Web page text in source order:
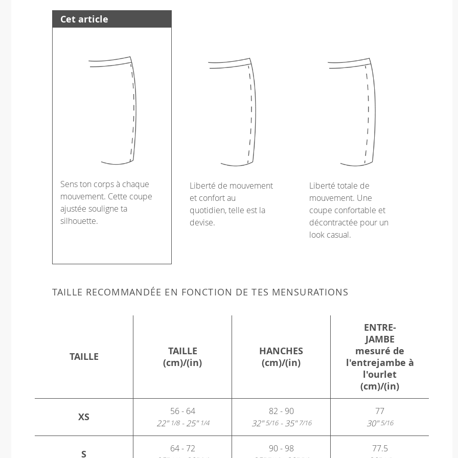
Cet article
Sens ton corps à chaque
mouvement. Cette coupe
ajustée souligne ta
silhouette.
Liberté de mouvement
et confort au
quotidien, telle est la
devise.
Liberté totale de
mouvement. Une
coupe confortable et
décontractée pour un
look casual.
TAILLE RECOMMANDÉE EN FONCTION DE TES MENSURATIONS
TAILLE
TAILLE
(cm)/(in)
HANCHES
(cm)/(in)
ENTRE-
JAMBE
mesuré de
l'entrejambe à
l'ourlet
(cm)/(in)
XS
56 - 64
22"1/8- 25"1/4
82 - 90
32"5/16- 35"7/16
77
30"5/16
S
64 - 72
90 - 98
77.5